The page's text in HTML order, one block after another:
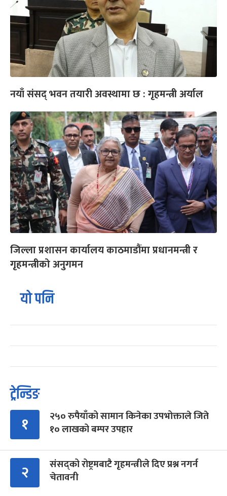
नयाँ संसद् भवन तयारी अवस्थामा छ : गृहमन्त्री अर्याल
जिल्ला प्रशासन कार्यालय काठमाडौंमा प्रधानमन्त्री र
गृहमन्त्रीको अनुगमन
यो पनि
ट्रेन्डिङ
१
२५० रुपैयाँको सामान किनेका उपभोक्ताले जिते
१० लाखको बम्पर उपहार
२
संसद्को रोष्ट्रमबाटै गृहमन्त्रीले दिए प्रश्न नगर्न
चेतावनी